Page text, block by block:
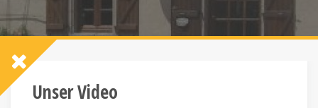
Unser Video